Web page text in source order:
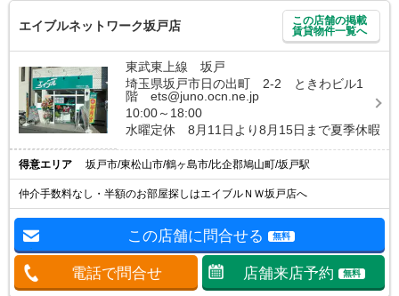
エイブルネットワーク坂戸店
この店舗の掲載
賃貸物件一覧へ
東武東上線 坂戸
埼玉県坂戸市日の出町 2-2 ときわビル1
階 ets@juno.ocn.ne.jp
10:00～18:00
水曜定休 8月11日より8月15日まで夏季休暇
得意エリア 坂戸市/東松山市/鶴ヶ島市/比企郡鳩山町/坂戸駅
仲介手数料なし・半額のお部屋探しはエイブルＮＷ坂戸店へ
この店舗に問合せる 無料
電話で問合せ 店舗来店予約 無料